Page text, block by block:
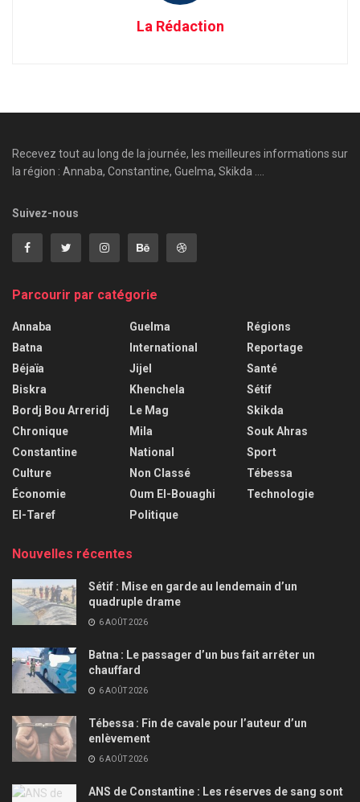
La Rédaction
Recevez tout au long de la journée, les meilleures informations sur
la région : Annaba, Constantine, Guelma, Skikda ....
Suivez-nous
Parcourir par catégorie
Annaba
Batna
Béjaïa
Biskra
Bordj Bou Arreridj
Chronique
Constantine
Culture
Économie
El-Taref
Guelma
International
Jijel
Khenchela
Le Mag
Mila
National
Non Classé
Oum El-Bouaghi
Politique
Régions
Reportage
Santé
Sétif
Skikda
Souk Ahras
Sport
Tébessa
Technologie
Nouvelles récentes
Sétif : Mise en garde au lendemain d’un
quadruple drame
6 AOÛT 2026
Batna : Le passager d’un bus fait arrêter un
chauffard
6 AOÛT 2026
Tébessa : Fin de cavale pour l’auteur d’un
enlèvement
6 AOÛT 2026
ANS de Constantine : Les réserves de sang sont